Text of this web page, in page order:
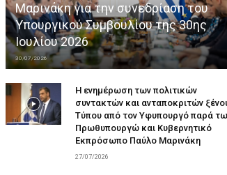
Μαρινάκη για την συνεδρίαση του
Υπουργικού Συμβουλίου της 30ης
Ιουλίου 2026
30/07/2026
Η ενημέρωση των πολιτικών
συντακτών και ανταποκριτών
Τύπου από τον Υφυπουργό παρά τω
Πρωθυπουργώ και Κυβερνητικό
Εκπρόσωπο Παύλο Μαρινάκη
27/07/2026